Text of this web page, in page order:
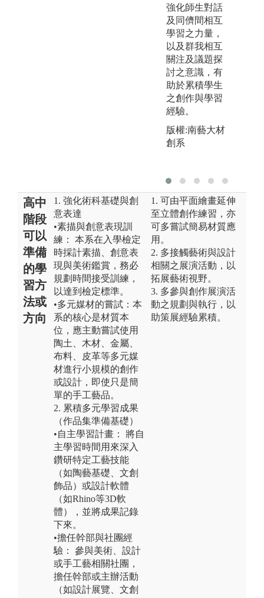
強化師生對話
及同儕間相互
學習之力量，
以及群我相互
關注及議題探
討之意識，有
助於累積學生
之創作與學習
經驗。
版權:南藝大材
創系
高中
階段
可以
準備
的學
習方
法或
方向
1. 強化術科基礎與創
意表達
•素描與創意表現訓
練： 本系在入學檢定
時採計素描、創意表
現與美術鑑賞，務必
規劃時間接受訓練，
以達到檢定標準。
•多元媒材的嘗試：本
系的核心是材質本
位，應主動嘗試使用
陶土、木材、金屬、
布料、皮革等多元媒
材進行小規模的創作
或設計，即使只是簡
單的手工藝品。
2. 累積多元學習成果
（作品集準備基礎）
•自主學習計畫： 將自
主學習時間用來深入
鑽研特定工藝技能
（如陶藝基礎、文創
飾品）或設計軟體
（如Rhino等3D軟
體），並將成果記錄
下來。
•擔任幹部與社團經
驗： 參與美術、設計
或手工藝相關社團，
擔任幹部或主辦活動
（如設計展覽、文創
1. 可由平面繪畫延伸
至立體創作練習，亦
可多嘗試簡易材質應
用。
2. 多接觸藝術與設計
相關之展演活動，以
拓展藝術視野。
3. 多參與創作展演活
動之規劃與執行，以
助策展經驗累積。